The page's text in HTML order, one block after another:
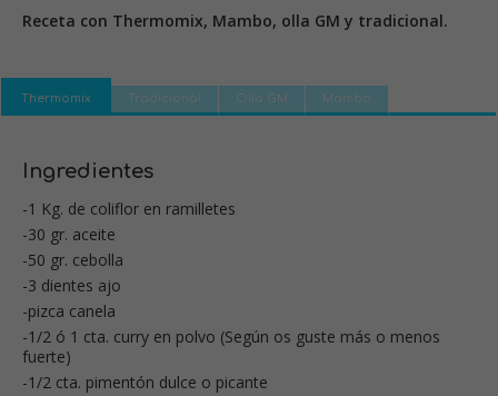
Receta con Thermomix, Mambo, olla GM y tradicional.
Thermomix Tradicional Olla GM Mambo
Ingredientes
-1 Kg. de coliflor en ramilletes
-30 gr. aceite
-50 gr. cebolla
-3 dientes ajo
-pizca canela
-1/2 ó 1 cta. curry en polvo (Según os guste más o menos
fuerte)
-1/2 cta. pimentón dulce o picante